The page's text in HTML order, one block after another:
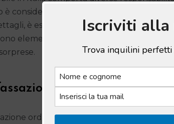
considerato un reddito, quindi soggetto a
è essenziale capire perché queste
elementi fondamentali per pianificare
Ordinaria
ordinaria, i proprietari affrontano
Iscriviti
Trova inquilini